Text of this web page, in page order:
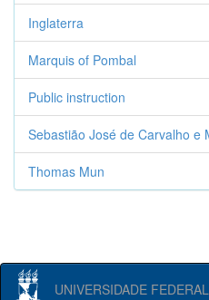
Inglaterra
Marquis of Pombal
Public instruction
Sebastião José de Carvalho e
Thomas Mun
UNIVERSIDADE